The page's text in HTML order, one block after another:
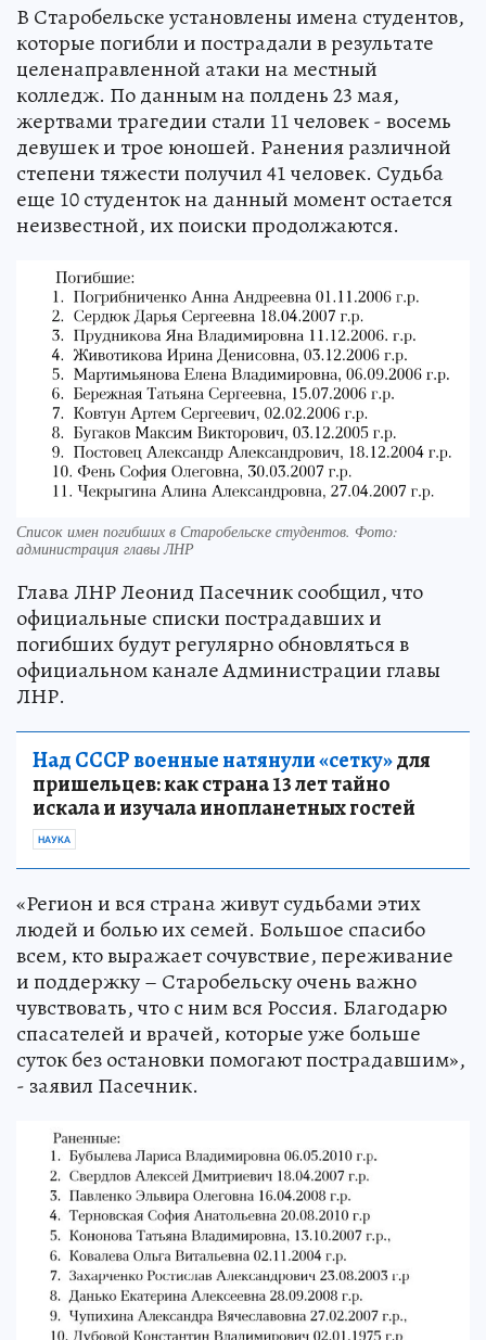
В Старобельске установлены имена студентов,
которые погибли и пострадали в результате
целенаправленной атаки на местный
колледж. По данным на полдень 23 мая,
жертвами трагедии стали 11 человек - восемь
девушек и трое юношей. Ранения различной
степени тяжести получил 41 человек. Судьба
еще 10 студенток на данный момент остается
неизвестной, их поиски продолжаются.
Список имен погибших в Старобельске студентов. Фото:
администрация главы ЛНР
Глава ЛНР Леонид Пасечник сообщил, что
официальные списки пострадавших и
погибших будут регулярно обновляться в
официальном канале Администрации главы
ЛНР.
Над СССР военные натянули «сетку»для
пришельцев: как страна 13 лет тайно
искала и изучала инопланетных гостей
НАУКА
«Регион и вся страна живут судьбами этих
людей и болью их семей. Большое спасибо
всем, кто выражает сочувствие, переживание
и поддержку – Старобельску очень важно
чувствовать, что с ним вся Россия. Благодарю
спасателей и врачей, которые уже больше
суток без остановки помогают пострадавшим»,
- заявил Пасечник.